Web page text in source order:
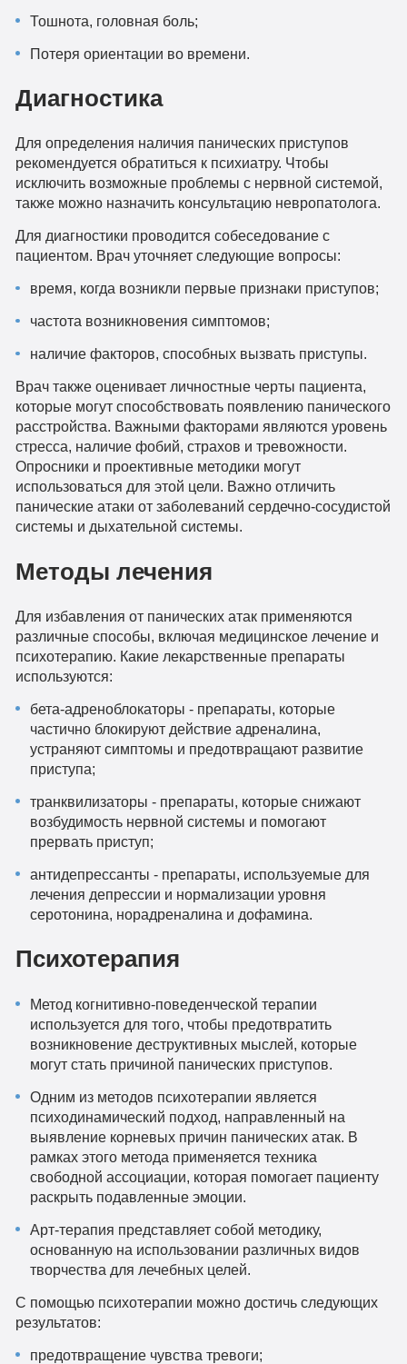
Тошнота, головная боль;
Потеря ориентации во времени.
Диагностика
Для определения наличия панических приступов
рекомендуется обратиться к психиатру. Чтобы
исключить возможные проблемы с нервной системой,
также можно назначить консультацию невропатолога.
Для диагностики проводится собеседование с
пациентом. Врач уточняет следующие вопросы:
время, когда возникли первые признаки приступов;
частота возникновения симптомов;
наличие факторов, способных вызвать приступы.
Врач также оценивает личностные черты пациента,
которые могут способствовать появлению панического
расстройства. Важными факторами являются уровень
стресса, наличие фобий, страхов и тревожности.
Опросники и проективные методики могут
использоваться для этой цели. Важно отличить
панические атаки от заболеваний сердечно-сосудистой
системы и дыхательной системы.
Методы лечения
Для избавления от панических атак применяются
различные способы, включая медицинское лечение и
психотерапию. Какие лекарственные препараты
используются:
бета-адреноблокаторы - препараты, которые
частично блокируют действие адреналина,
устраняют симптомы и предотвращают развитие
приступа;
транквилизаторы - препараты, которые снижают
возбудимость нервной системы и помогают
прервать приступ;
антидепрессанты - препараты, используемые для
лечения депрессии и нормализации уровня
серотонина, норадреналина и дофамина.
Психотерапия
Метод когнитивно-поведенческой терапии
используется для того, чтобы предотвратить
возникновение деструктивных мыслей, которые
могут стать причиной панических приступов.
Одним из методов психотерапии является
психодинамический подход, направленный на
выявление корневых причин панических атак. В
рамках этого метода применяется техника
свободной ассоциации, которая помогает пациенту
раскрыть подавленные эмоции.
Арт-терапия представляет собой методику,
основанную на использовании различных видов
творчества для лечебных целей.
С помощью психотерапии можно достичь следующих
результатов:
предотвращение чувства тревоги;